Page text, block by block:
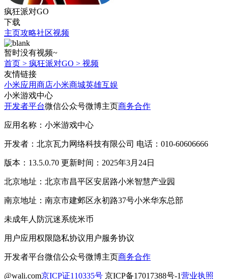
疯狂派对GO
下载
主页攻略社区视频
暂时没有视频~
首页 > 疯狂派对GO > 视频
友情链接
小米应用商店小米商城英雄互娱
小米游戏中心
开发者平台微信公众号微博主页商务合作
应用名称：小米游戏中心
开发者：北京瓦力网络科技有限公司 电话：010-60606666
版本：13.5.0.70 更新时间：2025年3月24日
北京地址：北京市昌平区安居路小米智慧产业园
南京地址：南京市建邺区永初路37号小米华东总部
未成年人防沉迷系统米币
用户应用权限隐私协议用户服务协议
开发者平台微信公众号微博主页商务合作
@wali.com京ICP证110335号 京ICP备17017388号-1营业执照